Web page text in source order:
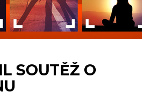
SOUTĚŽ O